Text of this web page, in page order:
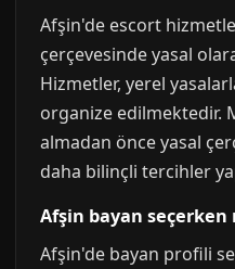
Afşin'de escort
çerçevesinde yasal
Hizmetler, yerel
organize edilmektedir.
almadan önce yasal
daha bilinçli tercihler
Afşin bayan seçerken
Afşin'de bayan profili